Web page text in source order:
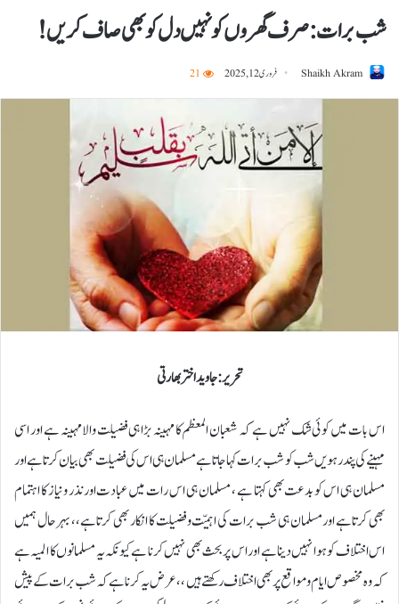
شب برات: صرف گھروں کو نہیں دل کو بھی صاف کریں!
Shaikh Akram فروری 12, 2025 21
تحریر:جاوید اختر بھارتی
اس بات میں کوئی شک نہیں ہے کہ شعبان المعظم کا مہینہ بڑا ہی فضیلت والا مہینہ ہے اور اسی
مہینے کی پندرہویں شب کو شب برات کہا جاتا ہے مسلمان ہی اس کی فضیلت بھی بیان کرتا ہے اور
مسلمان ہی اس کو بدعت بھی کہتا ہے ، مسلمان ہی اس رات میں عبادت اور نذر ونیاز کا اہتمام
بھی کرتاہے اور مسلمان ہی شب برات کی اہمیّت و فضیلت کا انکار بھی کرتاہے ،، بہرحال ہمیں
اس اختلاف کو ہوا نہیں دینا ہے اور اس پر بحث بھی نہیں کرنا ہے کیونکہ یہ مسلمانوں کا المیہ ہے
کہ وہ مخصوص ایام و مواقع پر بھی اختلاف رکھتے ہیں ،، عرض یہ کرنا ہے کہ شب برات کے پیش